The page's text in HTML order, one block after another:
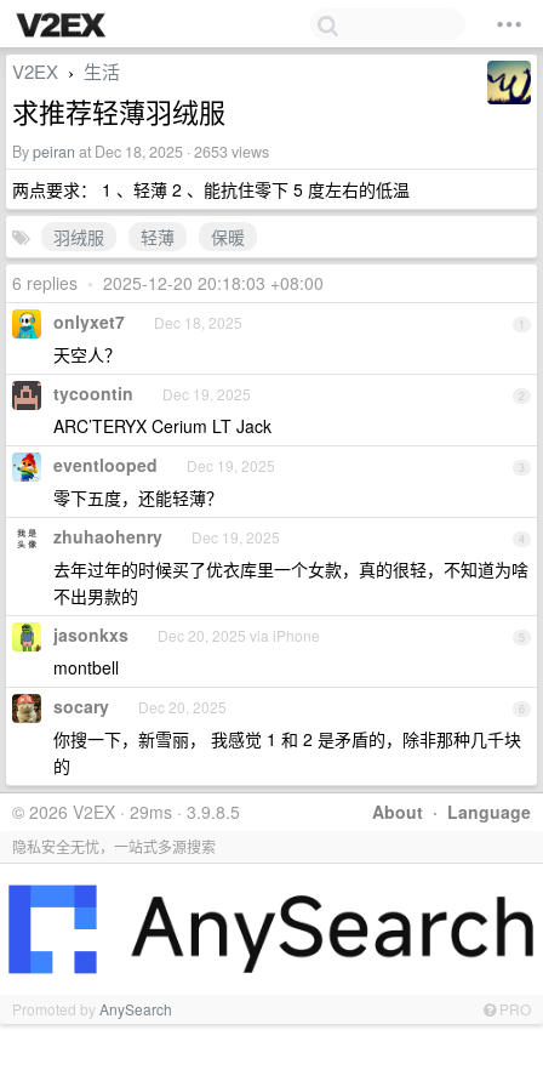
V2EX › 生活
求推荐轻薄羽绒服
Bypeiran at Dec 18, 2025 · 2653 views
两点要求： 1 、轻薄 2 、能抗住零下 5 度左右的低温
羽绒服
轻薄
保暖
6 replies • 2025-12-20 20:18:03 +08:00
1
onlyxet7 Dec 18, 2025
天空人？
2
tycoontin Dec 19, 2025
ARC’TERYX Cerium LT Jack
3
eventlooped Dec 19, 2025
零下五度，还能轻薄？
4
zhuhaohenry Dec 19, 2025
去年过年的时候买了优衣库里一个女款，真的很轻，不知道为啥
不出男款的
5
jasonkxs Dec 20, 2025 via iPhone
montbell
6
socary Dec 20, 2025
你搜一下，新雪丽， 我感觉 1 和 2 是矛盾的，除非那种几千块
的
About · Language
© 2026 V2EX · 29ms · 3.9.8.5
隐私安全无忧，一站式多源搜索
Promoted byAnySearch PRO